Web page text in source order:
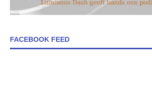
FACEBOOK FEED